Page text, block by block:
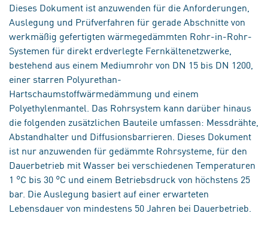
Dieses Dokument ist anzuwenden für die Anforderungen,
Auslegung und Prüfverfahren für gerade Abschnitte von
werkmäßig gefertigten wärmegedämmten Rohr-in-Rohr-
Systemen für direkt erdverlegte Fernkältenetzwerke,
bestehend aus einem Mediumrohr von DN 15 bis DN 1200,
einer starren Polyurethan-
Hartschaumstoffwärmedämmung und einem
Polyethylenmantel. Das Rohrsystem kann darüber hinaus
die folgenden zusätzlichen Bauteile umfassen: Messdrähte,
Abstandhalter und Diffusionsbarrieren. Dieses Dokument
ist nur anzuwenden für gedämmte Rohrsysteme, für den
Dauerbetrieb mit Wasser bei verschiedenen Temperaturen
1 °C bis 30 °C und einem Betriebsdruck von höchstens 25
bar. Die Auslegung basiert auf einer erwarteten
Lebensdauer von mindestens 50 Jahren bei Dauerbetrieb.